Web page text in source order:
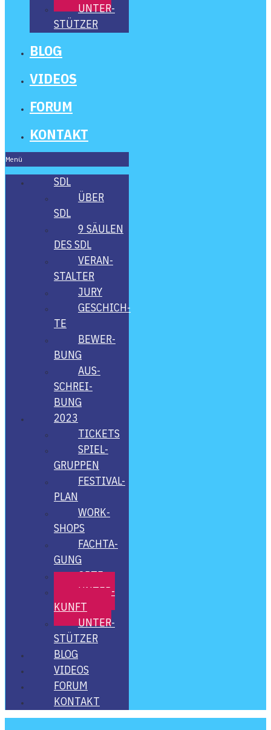
UNTER­
STÜT­ZER
BLOG
VIDE­OS
FORUM
KON­TAKT
Menü
SDL
ÜBER
SDL
9 SÄU­LEN
DES SDL
VER­AN­
STAL­TER
JURY
GESCHICH­
TE
BEWER­
BUNG
AUS­
SCHREI­
BUNG
2023
TICKETS
SPIEL­
GRUP­PEN
FES­­TI­­VAL-
PLAN
WORK­
SHOPS
FACH­TA­
GUNG
ORTE
UNTER­
KUNFT
UNTER­
STÜT­ZER
BLOG
VIDE­OS
FORUM
KON­TAKT